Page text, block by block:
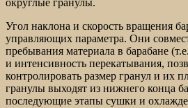
округлые гранулы.
Угол наклона и скорость вращения
управляющих параметра. Они
пребывания материала в барабане
и интенсивность перекатывания,
контролировать размер гранул и их
гранулы выходят из нижнего конца
последующие этапы сушки и